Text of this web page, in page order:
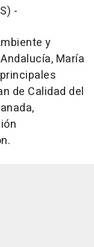
-
y
María
de Calidad del